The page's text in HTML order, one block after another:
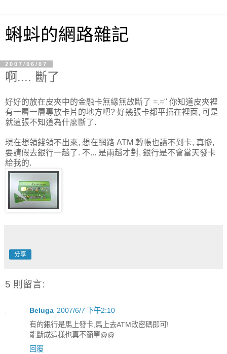
蝌蚪的網路雜記
2007/06/07
啊.... 斷了
好好的放在皮夾中的金融卡無緣無故斷了 =.=" 你知道皮夾裡
有一層一層專放卡片的地方吧? 好幾張卡都平插在裡面, 可是
就這張不知道為什麼斷了.
現在想領錢領不出來, 想在網路 ATM 轉帳也讀不到卡, 真慘,
要請假去銀行一趟了. 不... 是兩趟才對, 銀行是不會當天發卡
給我的.
分享
5 則留言:
Beluga 2007/6/7 下午2:10
有的銀行是馬上發卡,馬上去ATM改密碼即可!
能斷成這樣也真不簡單@@
回覆